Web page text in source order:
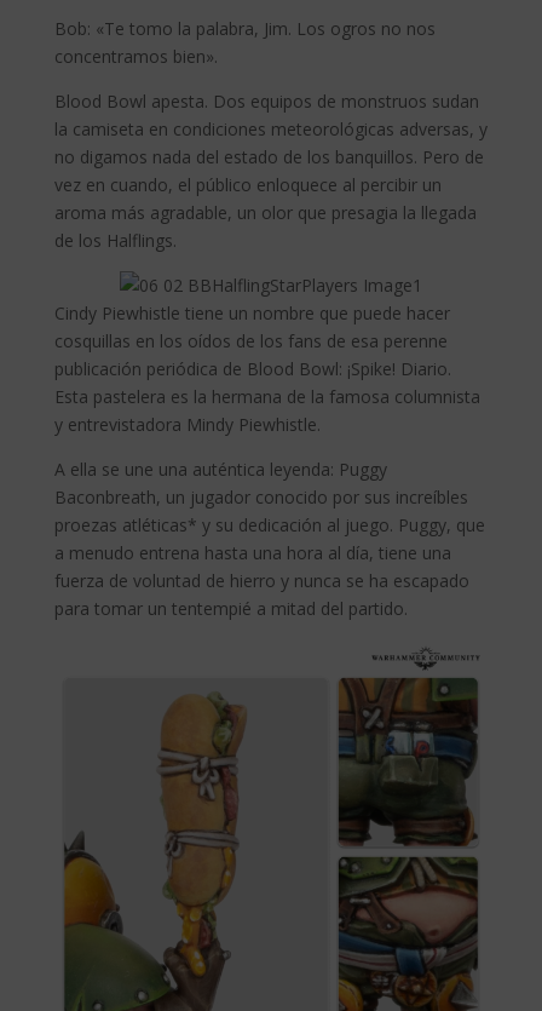
Bob: «Te tomo la palabra, Jim. Los ogros no nos
concentramos bien».
Blood Bowl apesta. Dos equipos de monstruos sudan
la camiseta en condiciones meteorológicas adversas, y
no digamos nada del estado de los banquillos. Pero de
vez en cuando, el público enloquece al percibir un
aroma más agradable, un olor que presagia la llegada
de los Halflings.
Cindy Piewhistle tiene un nombre que puede hacer
cosquillas en los oídos de los fans de esa perenne
publicación periódica de Blood Bowl: ¡Spike! Diario.
Esta pastelera es la hermana de la famosa columnista
y entrevistadora Mindy Piewhistle.
A ella se une una auténtica leyenda: Puggy
Baconbreath, un jugador conocido por sus increíbles
proezas atléticas* y su dedicación al juego. Puggy, que
a menudo entrena hasta una hora al día, tiene una
fuerza de voluntad de hierro y nunca se ha escapado
para tomar un tentempié a mitad del partido.